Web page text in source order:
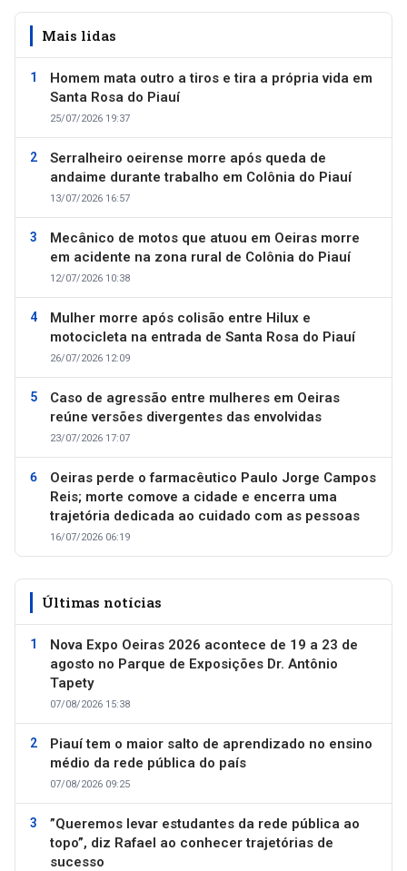
Mais lidas
Homem mata outro a tiros e tira a própria vida em
Santa Rosa do Piauí
25/07/2026 19:37
Serralheiro oeirense morre após queda de
andaime durante trabalho em Colônia do Piauí
13/07/2026 16:57
Mecânico de motos que atuou em Oeiras morre
em acidente na zona rural de Colônia do Piauí
12/07/2026 10:38
Mulher morre após colisão entre Hilux e
motocicleta na entrada de Santa Rosa do Piauí
26/07/2026 12:09
Caso de agressão entre mulheres em Oeiras
reúne versões divergentes das envolvidas
23/07/2026 17:07
Oeiras perde o farmacêutico Paulo Jorge Campos
Reis; morte comove a cidade e encerra uma
trajetória dedicada ao cuidado com as pessoas
16/07/2026 06:19
Últimas notícias
Nova Expo Oeiras 2026 acontece de 19 a 23 de
agosto no Parque de Exposições Dr. Antônio
Tapety
07/08/2026 15:38
Piauí tem o maior salto de aprendizado no ensino
médio da rede pública do país
07/08/2026 09:25
”Queremos levar estudantes da rede pública ao
topo”, diz Rafael ao conhecer trajetórias de
sucesso